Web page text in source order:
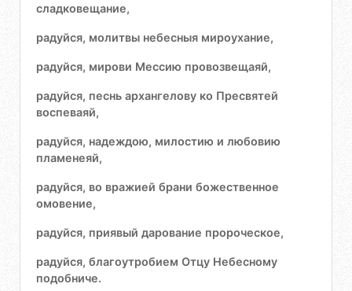
сладковещание,
радуйся, молитвы небесныя мироухание,
радуйся, мирови Мессию провозвещаяй,
радуйся, песнь архангелову ко Пресвятей
воспеваяй,
радуйся, надеждою, милостию и любовию
пламенеяй,
радуйся, во вражией брани божественное
омовение,
радуйся, приявый дарование пророческое,
радуйся, благоутробием Отцу Небесному
подобниче.